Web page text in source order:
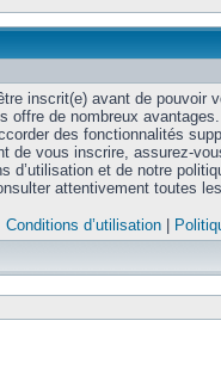
inscrit(e) avant de pouvoir
offre de nombreux
des fonctionnalités
de vous inscrire, assurez-
d’utilisation et de notre
attentivement toutes
Conditions d’utilisation